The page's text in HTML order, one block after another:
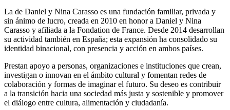
La de Daniel y Nina Carasso es una fundación familiar, privada y
sin ánimo de lucro, creada en 2010 en honor a Daniel y Nina
Carasso y afiliada a la Fondation de France. Desde 2014 desarrollan
su actividad también en España; esta expansión ha consolidado su
identidad binacional, con presencia y acción en ambos países.
Prestan apoyo a personas, organizaciones e instituciones que crean,
investigan o innovan en el ámbito cultural y fomentan redes de
colaboración y formas de imaginar el futuro. Su deseo es contribuir
a la transición hacia una sociedad más justa y sostenible y promover
el diálogo entre cultura, alimentación y ciudadanía.